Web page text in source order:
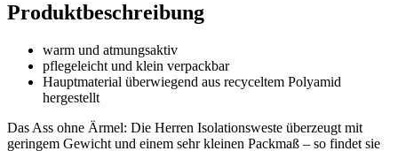
Produktbeschreibung
warm und atmungsaktiv
pflegeleicht und klein verpackbar
Hauptmaterial überwiegend aus recyceltem Polyamid
hergestellt
Das Ass ohne Ärmel: Die Herren Isolationsweste überzeugt mit
geringem Gewicht und einem sehr kleinen Packmaß – so findet sie